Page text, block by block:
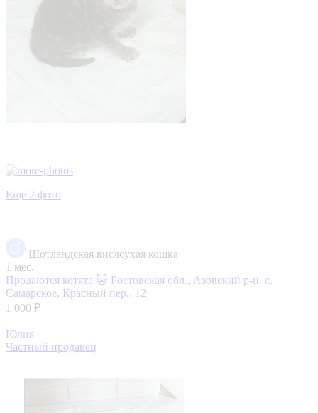
Еще 2 фото
Шотландская вислоухая кошка
1 мес.
Продаются котята 😺 Ростовская обл., Азовский р-н, с.
Самарское, Красный пер., 12
1 000 ₽
Юлия
Частный продавец